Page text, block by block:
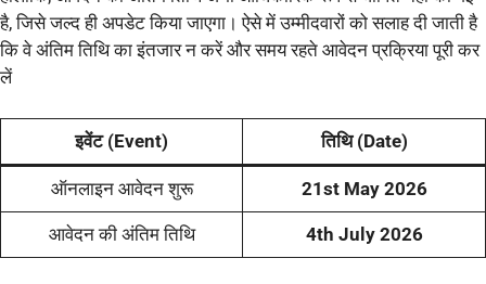
है, जिसे जल्द ही अपडेट किया जाएगा। ऐसे में उम्मीदवारों को सलाह दी जाती है
कि वे अंतिम तिथि का इंतजार न करें और समय रहते आवेदन प्रक्रिया पूरी कर
लें
इवेंट (Event) तिथि (Date)
ऑनलाइन आवेदन शुरू 21st May 2026
आवेदन की अंतिम तिथि 4th July 2026